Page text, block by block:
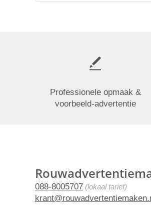
Professionele opmaak &
voorbeeld-advertentie
088-8005707 (lokaal tarief)